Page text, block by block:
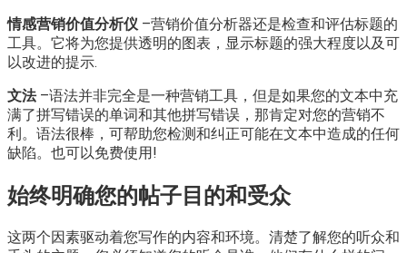
情感营销价值分析仪 –营销价值分析器还是检查和评估标题的
工具。它将为您提供透明的图表，显示标题的强大程度以及可
以改进的提示.
文法 –语法并非完全是一种营销工具，但是如果您的文本中充
满了拼写错误的单词和其他拼写错误，那肯定对您的营销不
利。语法很棒，可帮助您检测和纠正可能在文本中造成的任何
缺陷。也可以免费使用!
始终明确您的帖子目的和受众
这两个因素驱动着您写作的内容和环境。清楚了解您的听众和